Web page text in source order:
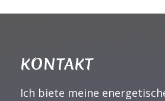
KONTAKT
Ich biete meine